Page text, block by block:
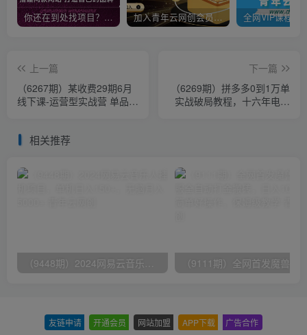
你还在到处找项目？还在当韭菜？我靠卖项目一个月收入5万+，曾经我也是个失败者。 加入青年云网创会员，全站资源免费学习。加入高级合伙人，推广日入1000+
上一篇
（6267期）某收费29期6月
线下课-运营型实战营 单品打
下一篇
（6269期）拼多多0到1万单
实战破局教程，十六年电商
相关推荐
友链申请 开通会员 网站加盟 APP下载 广告合作